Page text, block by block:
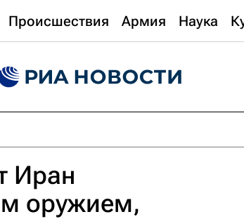
Происшествия Армия Наука
Иран
оружием,